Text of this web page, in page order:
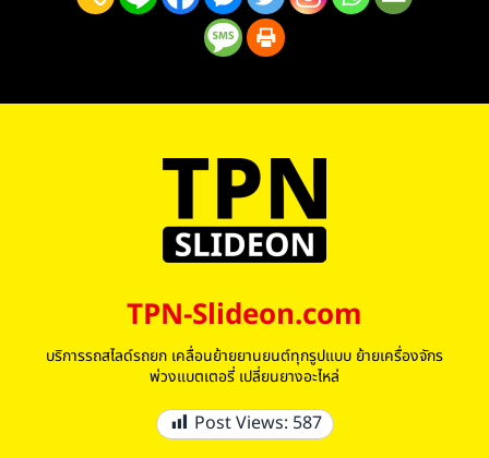
TPN-Slideon.com
บริการรถสไลด์รถยก เคลื่อนย้ายยานยนต์ทุกรูปแบบ ย้ายเครื่องจักร
พ่วงแบตเตอรี่ เปลี่ยนยางอะไหล่
Post Views: 587